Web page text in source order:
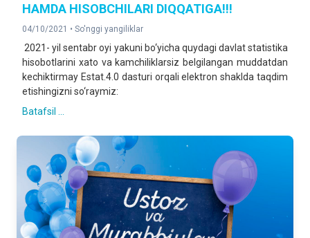
HAMDA HISOBCHILARI DIQQATIGA!!!
04/10/2021 • So'nggi yangiliklar
2021- yil sentabr oyi yakuni bo‘yicha quydagi davlat statistika
hisobotlarini xato va kamchiliklarsiz belgilangan muddatdan
kechiktirmay Estat.4.0 dasturi orqali elektron shaklda taqdim
etishingizni so‘raymiz:
Batafsil ...